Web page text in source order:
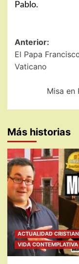
Pablo.
de
entradas
Anterior:
El Papa
Vaticano
Misa en
Más historias
ACTUALIDAD
VIDA CONTEMPLATIVA